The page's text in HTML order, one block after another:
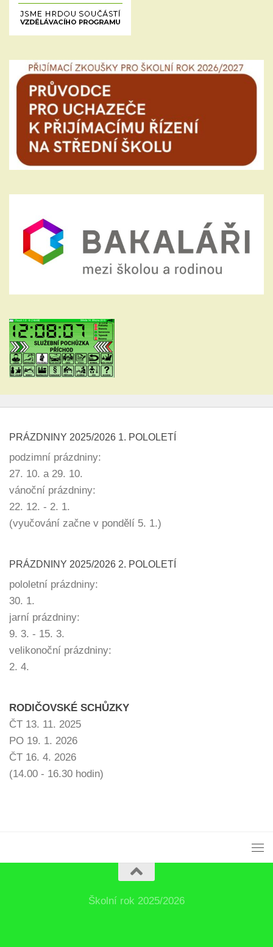
PRÁZDNINY 2025/2026 1. POLOLETÍ
podzimní prázdniny:
27. 10. a 29. 10.
vánoční prázdniny:
22. 12. - 2. 1.
(vyučování začne v pondělí 5. 1.)
PRÁZDNINY 2025/2026 2. POLOLETÍ
pololetní prázdniny:
30. 1.
jarní prázdniny:
9. 3. - 15. 3.
velikonoční prázdniny:
2. 4.
RODIČOVSKÉ SCHŮZKY
ČT 13. 11. 2025
PO 19. 1. 2026
ČT 16. 4. 2026
(14.00 - 16.30 hodin)
Školní rok 2025/2026